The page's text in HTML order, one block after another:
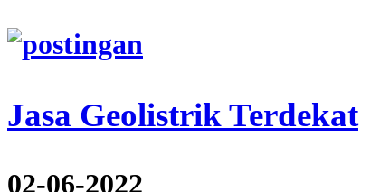
Jasa Geolistrik Terdekat
02-06-2022